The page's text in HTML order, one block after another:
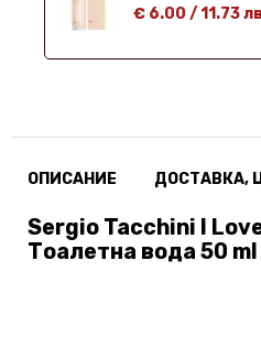
€ 6.00 /11.73 лв
ОПИСАНИЕ ДОСТАВКА,
Sergio Tacchini I
Тоалетна вода 50 ml